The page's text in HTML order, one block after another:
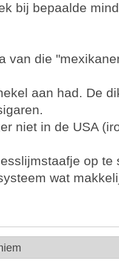
bij bepaalde
van die
aan had. De
niet in de USA
op te
wat